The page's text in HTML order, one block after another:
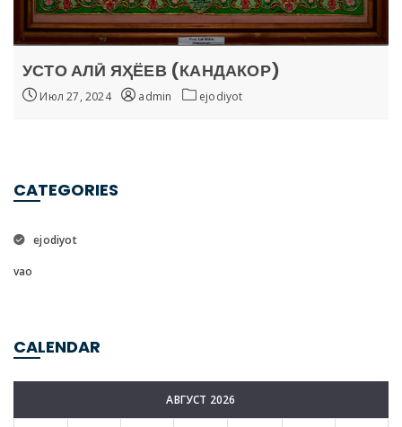
УСТО АЛӢ ЯҲЁЕВ (КАНДАКОР)
Июл 27, 2024 admin ejodiyot
CATEGORIES
ejodiyot
vao
CALENDAR
АВГУСТ 2026